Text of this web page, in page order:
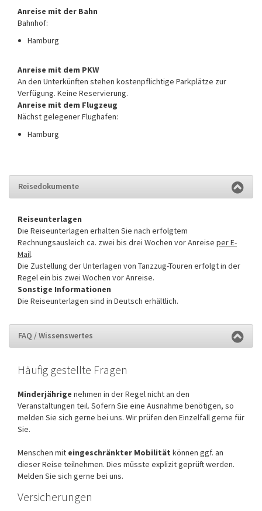
Anreise mit der Bahn
Bahnhof:
Hamburg
Anreise mit dem PKW
An den Unterkünften stehen kostenpflichtige Parkplätze zur
Verfügung. Keine Reservierung.
Anreise mit dem Flugzeug
Nächst gelegener Flughafen:
Hamburg
Reisedokumente
Reiseunterlagen
Die Reiseunterlagen erhalten Sie nach erfolgtem
Rechnungsausleich ca. zwei bis drei Wochen vor Anreise per E-
Mail.
Die Zustellung der Unterlagen von Tanzzug-Touren erfolgt in der
Regel ein bis zwei Wochen vor Anreise.
Sonstige Informationen
Die Reiseunterlagen sind in Deutsch erhältlich.
FAQ / Wissenswertes
Häufig gestellte Fragen
Minderjährige nehmen in der Regel nicht an den
Veranstaltungen teil. Sofern Sie eine Ausnahme benötigen, so
melden Sie sich gerne bei uns. Wir prüfen den Einzelfall gerne für
Sie.
Menschen mit eingeschränkter Mobilität können ggf. an
dieser Reise teilnehmen. Dies müsste explizit geprüft werden.
Melden Sie sich gerne bei uns.
Versicherungen